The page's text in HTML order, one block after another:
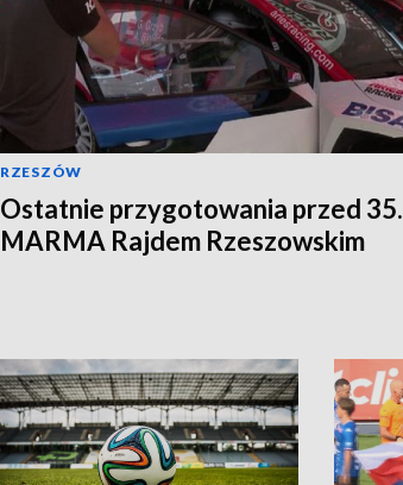
RZESZÓW
Ostatnie przygotowania przed 35.
MARMA Rajdem Rzeszowskim